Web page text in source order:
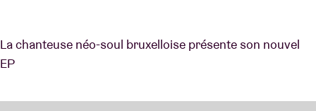
La chanteuse néo-soul bruxelloise présente son nouvel
EP